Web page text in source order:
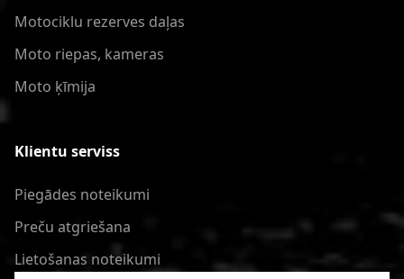
Motociklu rezerves daļas
Moto riepas, kameras
Moto ķīmija
Klientu serviss
Piegādes noteikumi
Preču atgriešana
Lietošanas noteikumi